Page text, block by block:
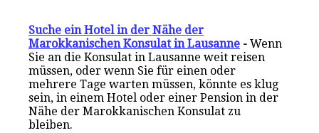
Suche ein Hotel in der Nähe der
Marokkanischen Konsulat in Lausanne -Wenn
Sie an die Konsulat in Lausanne weit reisen
müssen, oder wenn Sie für einen oder
mehrere Tage warten müssen, könnte es klug
sein, in einem Hotel oder einer Pension in der
Nähe der Marokkanischen Konsulat zu
bleiben.